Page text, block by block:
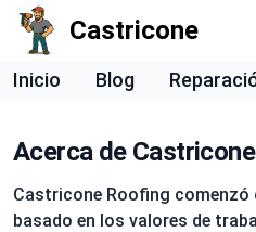
Castricone
Inicio Blog
Acerca de
Castricone Roofing
basado en los valores de